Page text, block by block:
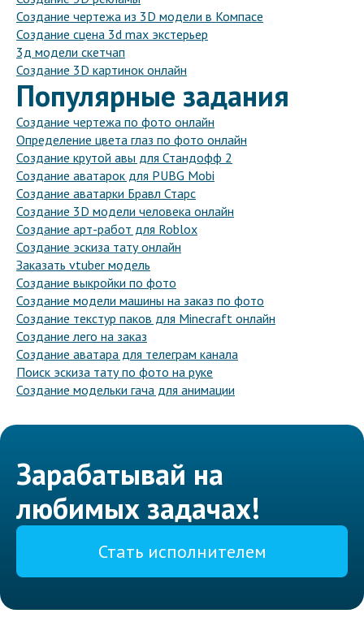
Создание чертежа из 3D модели в Компасе
Создание сцена 3d max экстерьер
3д модели скетчап
Создание 3D картинок онлайн
Популярные задания
Создание чертежа по фото онлайн
Определение цвета глаз по фото онлайн
Создание крутой авы для Стандофф 2
Создание аватарок для PUBG Mobi
Создание аватарки Бравл Старс
Создание 3D модели человека онлайн
Создание арт-работ для Roblox
Создание эскиза тату онлайн
Заказать vtuber модель
Создание выкройки по фото
Создание модели машины на заказ по фото
Создание текстур паков для Minecraft онлайн
Создание лего на заказ
Создание аватара для телеграм канала
Поиск эскиза тату по фото на руке
Создание модельки гача для анимации
Зарабатывай на
любимых задачах!
Стать исполнителем